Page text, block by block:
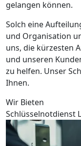
gelangen können.
Solch eine
und Organisation
uns, die kürzesten
und unseren
zu helfen. Unser
Ihnen.
Wir Bieten
Schlüsselnotdienst